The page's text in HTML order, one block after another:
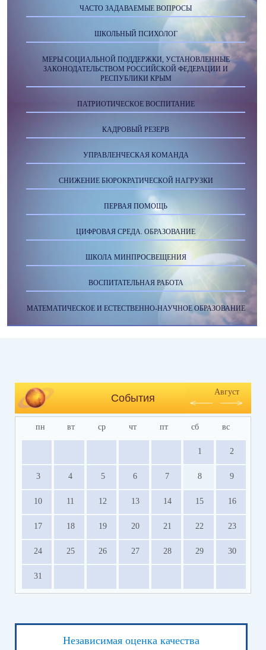
ЧАСТО ЗАДАВАЕМЫЕ ВОПРОСЫ
ШКОЛЬНЫЙ ПСИХОЛОГ
МЕРЫ СОЦИАЛЬНОЙ ПОДДЕРЖКИ, УСТАНОВЛЕННЫЕ
ЗАКОНОДАТЕЛЬСТВОМ РОССИЙСКОЙ ФЕДЕРАЦИИ И
РЕСПУБЛИКИ КРЫМ
ПАТРИОТИЧЕСКОЕ ВОСПИТАНИЕ
КАДРОВЫЙ РЕЗЕРВ
УПРАВЛЕНЧЕСКАЯ КОМАНДА
СНИЖЕНИЕ БЮРОКРАТИЧЕСКОЙ НАГРУЗКИ
ПЕРВАЯ ПОМОЩЬ
ЦИФРОВАЯ СРЕДА. ОБРАЗОВАНИЕ
ШКОЛА МИНПРОСВЕЩЕНИЯ
ВОСПИТАТЕЛЬНАЯ РАБОТА
МАТЕМАТИЧЕСКОЕ И ЕСТЕСТВЕННО-НАУЧНОЕ ОБРАЗОВАНИЕ
События
Август
пн вт ср чт пт сб вс
1 2
3 4 5 6 7 8 9
10 11 12 13 14 15 16
17 18 19 20 21 22 23
24 25 26 27 28 29 30
31
Независимая оценка качества